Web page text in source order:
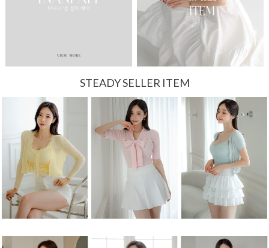
STEADY SELLER ITEM